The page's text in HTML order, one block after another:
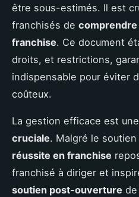
être sous-estimés. Il est
franchisés de
franchise. Ce document
droits, et restrictions,
indispensable pour éviter
coûteux.
La gestion efficace est
cruciale. Malgré le
réussite en franchise
franchisé à diriger et
soutien post-ouverture